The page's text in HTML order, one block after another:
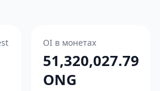
OI в монетах
51,320,027.79
ONG